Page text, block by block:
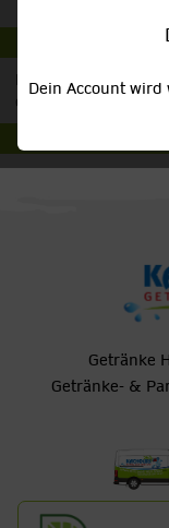
Personal für Ihr
einfach, da wir Ihnen
Getränke
Getränke- &
Dein Account